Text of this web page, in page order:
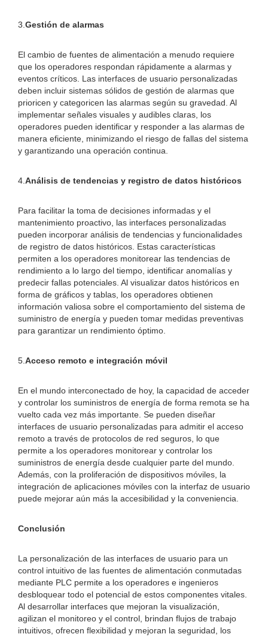
3. Gestión de alarmas
El cambio de fuentes de alimentación a menudo requiere
que los operadores respondan rápidamente a alarmas y
eventos críticos. Las interfaces de usuario personalizadas
deben incluir sistemas sólidos de gestión de alarmas que
prioricen y categoricen las alarmas según su gravedad. Al
implementar señales visuales y audibles claras, los
operadores pueden identificar y responder a las alarmas de
manera eficiente, minimizando el riesgo de fallas del sistema
y garantizando una operación continua.
4. Análisis de tendencias y registro de datos históricos
Para facilitar la toma de decisiones informadas y el
mantenimiento proactivo, las interfaces personalizadas
pueden incorporar análisis de tendencias y funcionalidades
de registro de datos históricos. Estas características
permiten a los operadores monitorear las tendencias de
rendimiento a lo largo del tiempo, identificar anomalías y
predecir fallas potenciales. Al visualizar datos históricos en
forma de gráficos y tablas, los operadores obtienen
información valiosa sobre el comportamiento del sistema de
suministro de energía y pueden tomar medidas preventivas
para garantizar un rendimiento óptimo.
5. Acceso remoto e integración móvil
En el mundo interconectado de hoy, la capacidad de acceder
y controlar los suministros de energía de forma remota se ha
vuelto cada vez más importante. Se pueden diseñar
interfaces de usuario personalizadas para admitir el acceso
remoto a través de protocolos de red seguros, lo que
permite a los operadores monitorear y controlar los
suministros de energía desde cualquier parte del mundo.
Además, con la proliferación de dispositivos móviles, la
integración de aplicaciones móviles con la interfaz de usuario
puede mejorar aún más la accesibilidad y la conveniencia.
Conclusión
La personalización de las interfaces de usuario para un
control intuitivo de las fuentes de alimentación conmutadas
mediante PLC permite a los operadores e ingenieros
desbloquear todo el potencial de estos componentes vitales.
Al desarrollar interfaces que mejoran la visualización,
agilizan el monitoreo y el control, brindan flujos de trabajo
intuitivos, ofrecen flexibilidad y mejoran la seguridad, los